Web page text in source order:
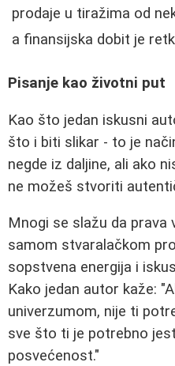
prodaje u tiražima od
a finansijska dobit je
Pisanje kao životni put
Kao što jedan iskusni
što i biti slikar - to je
negde iz daljine, ali ako
ne možeš stvoriti
Mnogi se slažu da prava
samom stvaralačkom
sopstvena energija i
Kako jedan autor kaže:
univerzumom, nije ti
sve što ti je potrebno
posvećenost."